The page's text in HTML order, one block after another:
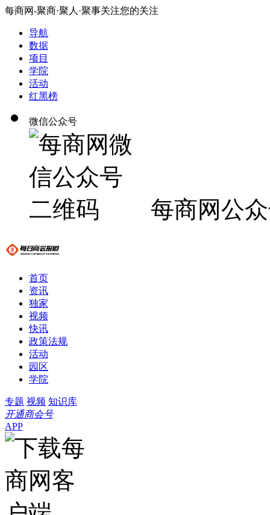
每商网-聚商·聚人·聚事关注您的关注
导航
数据
项目
学院
活动
红黑榜
微信公众号
每商网公
首页
资讯
独家
视频
快讯
政策法规
活动
园区
学院
专题 视频 知识库
开通商会号
APP